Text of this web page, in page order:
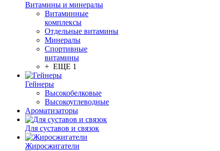
Витамины и минералы
Витаминные
комплексы
Отдельные витамины
Минералы
Спортивные
витамины
+ ЕЩЕ 1
Гейнеры
Высокобелковые
Высокоуглеводные
Ароматизаторы
Для суставов и связок
Жиросжигатели